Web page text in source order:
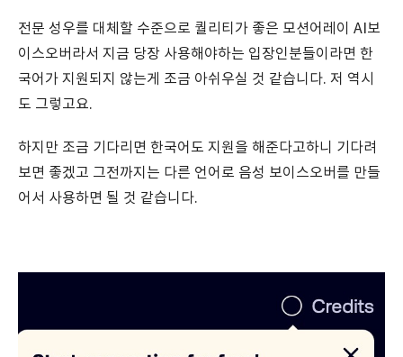
전문 성우를 대체할 수준으로 퀄리티가 좋은 모션어레이 AI보
이스오버라서 지금 당장 사용해야하는 입장인분들이라면 한
국어가 지원되지 않는게 조금 아쉬우실 것 같습니다. 저 역시
도 그렇고요.
하지만 조금 기다리면 한국어도 지원을 해준다고하니 기다려
보면 좋겠고 그전까지는 다른 언어로 음성 보이스오버를 만들
어서 사용하면 될 것 같습니다.